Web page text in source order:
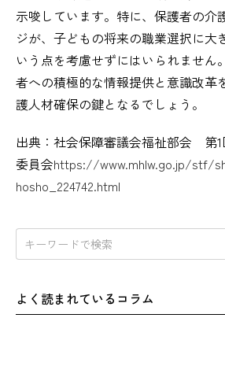
示唆しています。特に、保護者の介
ジが、子どもの将来の職業選択に大
いう点を考慮せずにはいられません
者への積極的な情報提供と意識改革
護人材確保の鍵となるでしょう。
出典：社会保障審議会福祉部会 第
委員会https://www.mhlw.go.jp/stf/
hosho_224742.html
よく読まれているコラム